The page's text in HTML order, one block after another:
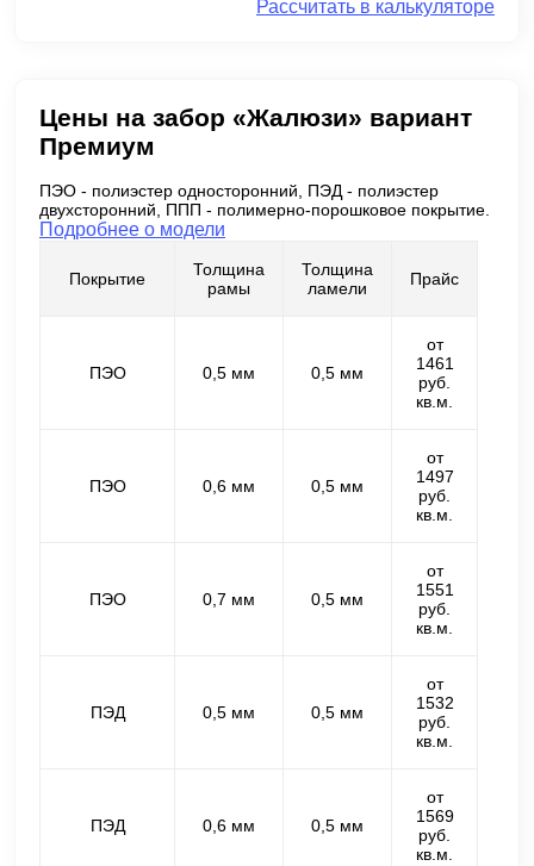
Рассчитать в калькуляторе
Цены на забор «Жалюзи» вариант
Премиум
ПЭО - полиэстер односторонний, ПЭД - полиэстер
двухсторонний, ППП - полимерно-порошковое покрытие.
Подробнее о модели
Покрытие
Толщина
рамы
Толщина
ламели
Прайс
ПЭО 0,5 мм 0,5 мм
от
1461
руб.
кв.м.
ПЭО 0,6 мм 0,5 мм
от
1497
руб.
кв.м.
ПЭО 0,7 мм 0,5 мм
от
1551
руб.
кв.м.
ПЭД 0,5 мм 0,5 мм
от
1532
руб.
кв.м.
ПЭД 0,6 мм 0,5 мм
от
1569
руб.
кв.м.